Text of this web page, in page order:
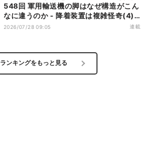
548回 軍用輸送機の脚はなぜ構造がこん
なに違うのか - 降着装置は複雑怪奇(4)|
軍用輸送機(9)
2026/07/28 09:05 連載
ランキングをもっと見る